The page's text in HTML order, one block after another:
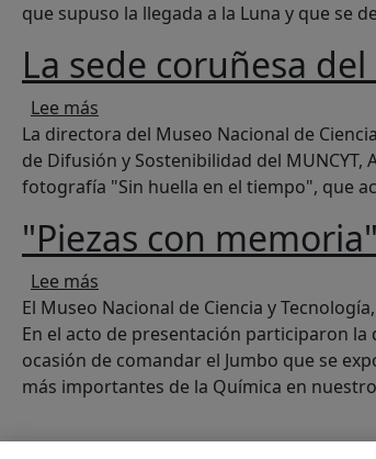
que supuso la llegada a la Luna y que se
La sede coruñesa
Lee más
La directora del Museo Nacional de
de Difusión y Sostenibilidad del
fotografía "Sin huella en el tiempo", que
"Piezas con
Lee más
El Museo Nacional de Ciencia y
En el acto de presentación participaron
ocasión de comandar el Jumbo que se
más importantes de la Química en